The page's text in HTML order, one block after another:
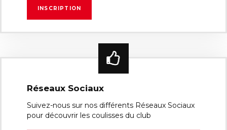
Réseaux Sociaux
Suivez-nous sur nos différents Réseaux Sociaux
pour découvrir les coulisses du club